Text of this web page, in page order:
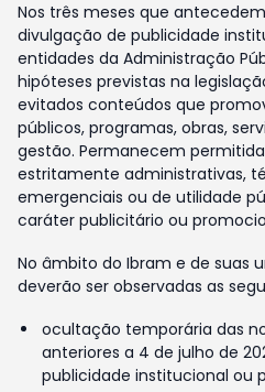
Nos três meses que
divulgação de publicidade
entidades da Administração
hipóteses previstas na
evitados conteúdos que
públicos, programas, obras,
gestão. Permanecem
estritamente administrativas,
emergenciais ou de utilidade
caráter publicitário ou
No âmbito do Ibram e de suas
deverão ser observadas as
ocultação temporária das
anteriores a 4 de julho de
publicidade institucional ou